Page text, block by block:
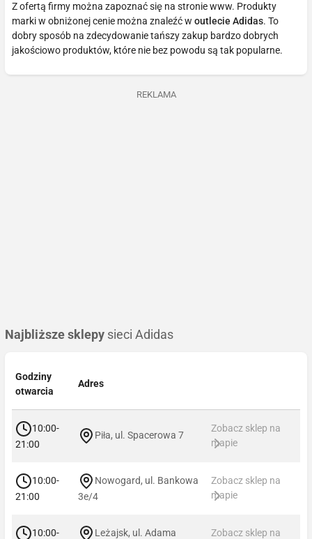
Z ofertą firmy można zapoznać się na stronie www. Produkty
marki w obniżonej cenie można znaleźć w outlecie Adidas. To
dobry sposób na zdecydowanie tańszy zakup bardzo dobrych
jakościowo produktów, które nie bez powodu są tak popularne.
REKLAMA
Najbliższe sklepy sieci Adidas
Godziny
otwarcia
Adres
10:00-
21:00
Piła, ul. Spacerowa 7
Zobacz sklep na
mapie
10:00-
21:00
Nowogard, ul. Bankowa
3e/4
Zobacz sklep na
mapie
10:00- Leżajsk, ul. Adama Zobacz sklep na